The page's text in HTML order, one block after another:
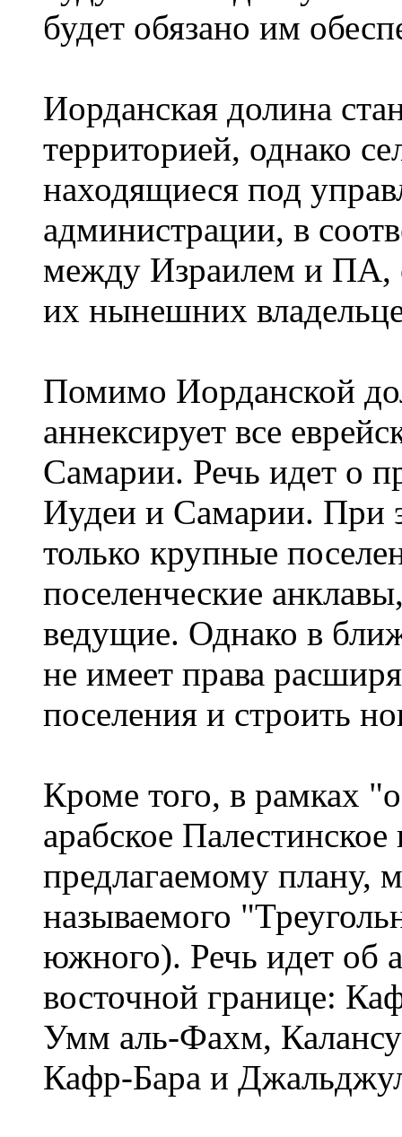
будет обязано им
Иорданская долина
территорией, однако
находящиеся под
администрации, в
между Израилем и ПА,
их нынешних
Помимо Иорданской
аннексирует все
Самарии. Речь идет о
Иудеи и Самарии. При
только крупные
поселенческие
ведущие. Однако в
не имеет права
поселения и строить
Кроме того, в рамках
арабское Палестинское
предлагаемому плану,
называемого
южного). Речь идет об
восточной границе:
Умм аль-Фахм,
Кафр-Бара и